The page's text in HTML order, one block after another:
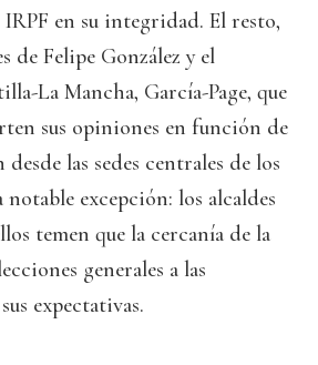
en su integridad. El resto,
de Felipe González y el
La Mancha, García-Page, que
sus opiniones en función de
las sedes centrales de los
excepción: los alcaldes
temen que la cercanía de la
generales a las
expectativas.